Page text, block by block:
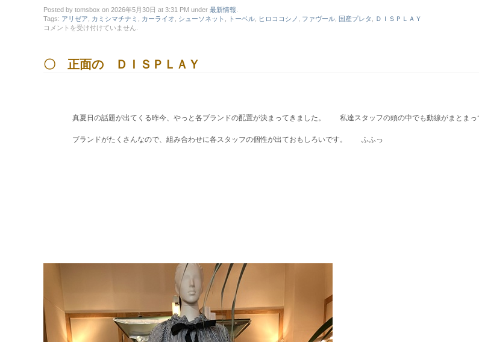
Posted by tomsbox on 2026年5月30日 at 3:31 PM under 最新情報
Tags: アリゼア カミシマチナミ カーライオ シューソネット トーベル, ヒロココシノ ファヴール, 国産プレタ
ＤＩＳＰＬＡＹ
◆
な
い
コメントを受け付けていません
〇 正面の ＤＩＳＰＬＡＹ
真夏日の話題が出てくる昨今、やっと各ブランドの配置が決まってきました。 私達スタッフの頭の中でも動線がまとまっ
ブランドがたくさんなので、組み合わせに各スタッフの個性が出ておもしろいです。 ふふっ